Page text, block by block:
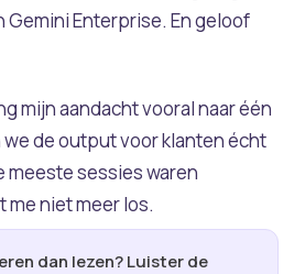
Enterprise. En geloof
mijn aandacht vooral naar één
we de output voor klanten écht
meeste sessies waren
me niet meer los.
dan lezen? Luister de